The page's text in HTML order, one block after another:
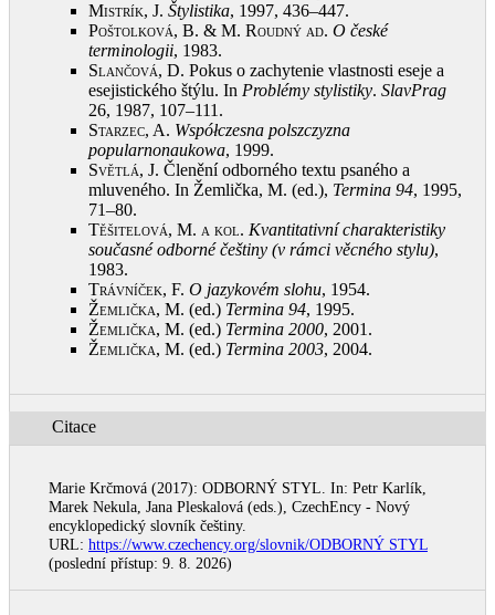
Mistrík, J. Štylistika, 1997, 436–447.
Poštolková, B. & M. Roudný ad. O české
terminologii, 1983.
Slančová, D. Pokus o zachytenie vlastnosti eseje a
esejistického štýlu. In Problémy stylistiky. SlavPrag
26, 1987, 107–111 .
Starzec, A. Współczesna polszczyzna
popularnonaukowa, 1999.
Světlá, J. Členění odborného textu psaného a
mluveného. In Žemlička, M. (ed.), Termina 94, 1995,
71–80.
Těšitelová, M. a kol. Kvantitativní charakteristiky
současné odborné češtiny (v rámci věcného stylu),
1983.
Trávníček, F. O jazykovém slohu, 1954.
Žemlička, M. (ed.) Termina 94, 1995.
Žemlička, M. (ed.) Termina 2000, 2001 .
Žemlička, M. (ed.) Termina 2003, 2004.
Citace
Marie Krčmová (2017): ODBORNÝ STYL. In: Petr Karlík,
Marek Nekula, Jana Pleskalová (eds.), CzechEncy - Nový
encyklopedický slovník češtiny.
URL: https://www.czechency.org/slovnik/ODBORNÝ STYL
(poslední přístup: 9. 8. 2026)